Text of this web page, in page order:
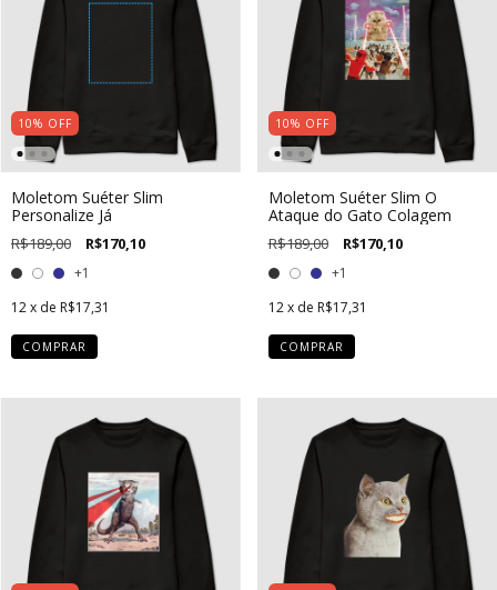
10% OFF
Moletom Suéter Slim
Personalize Já
R$189,00 R$170,10
+1
12x de R$17,31
COMPRAR
10% OFF
Moletom Suéter Slim O
Ataque do Gato Colagem
R$189,00 R$170,10
+1
12 x de R$17,31
COMPRAR